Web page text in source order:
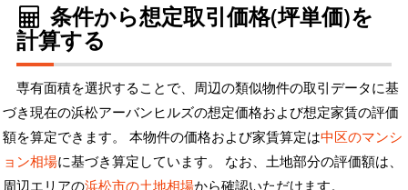
条件から想定取引価格(坪単価)を
計算する
専有面積を選択することで、周辺の類似物件の取引データに基
づき現在の浜松アーバンヒルズの想定価格および想定家賃の評価
額を算定できます。 本物件の価格および家賃算定は中区のマンシ
ョン相場に基づき算定しています。 なお、土地部分の評価額は、
周辺エリアの浜松市の土地相場から確認いただけます。